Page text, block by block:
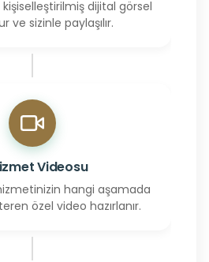
kişiselleştirilmiş dijital görsel
ve sizinle paylaşılır.
Videosu
hangi aşamada
özel video hazırlanır.